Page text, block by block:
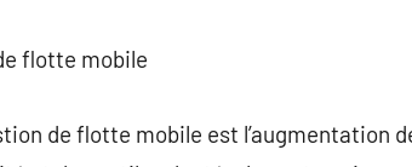
flotte mobile
de flotte mobile est l’augmentation